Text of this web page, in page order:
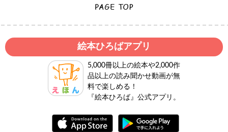
絵本ひろばアプリ
5,000冊以上の絵本や2,000作
品以上の読み聞かせ動画が無
料で楽しめる！
『絵本ひろば』公式アプリ。